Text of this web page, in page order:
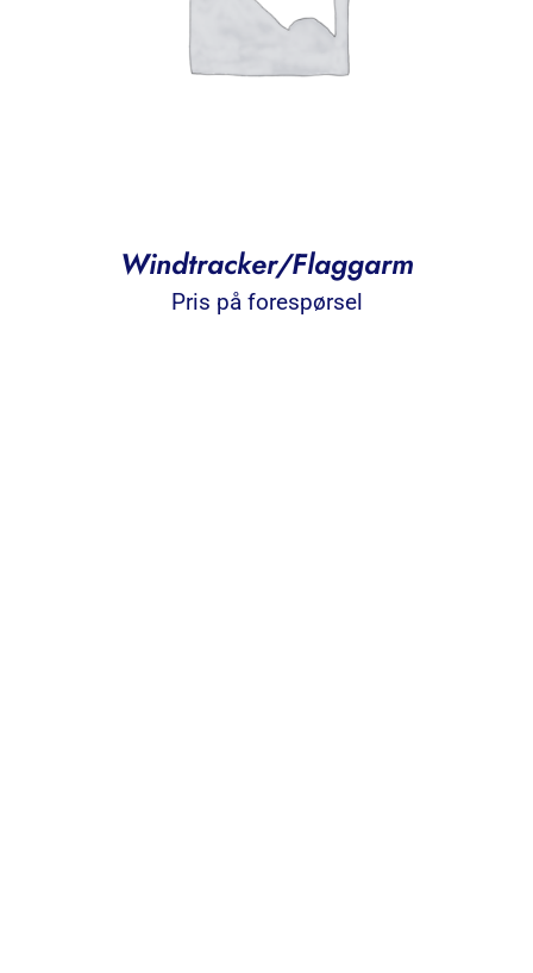
Windtracker/Flaggarm
Pris på forespørsel